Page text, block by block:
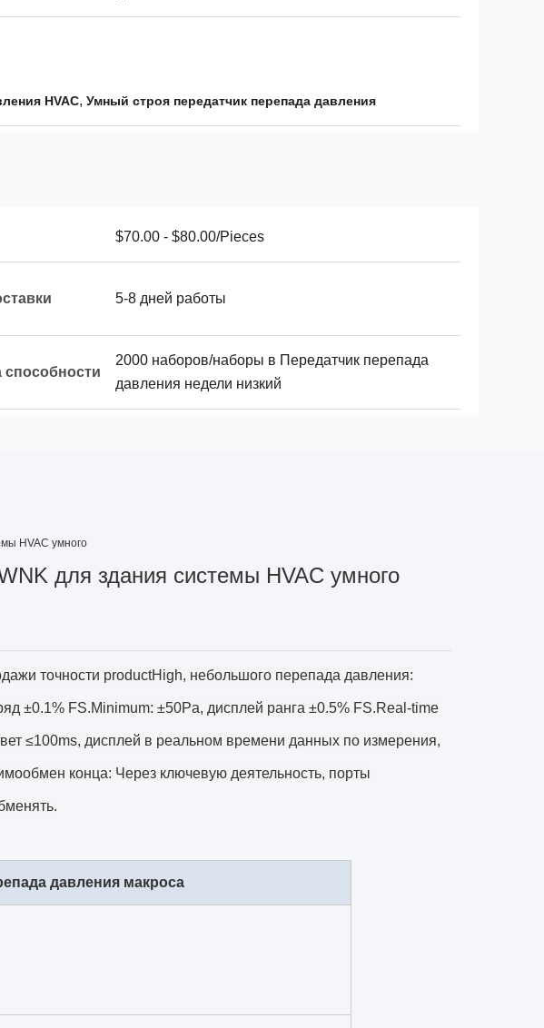
HVAC, Умный строя передатчик перепада давления
$70.00 - $80.00/Pieces
5-8 дней работы
способности
2000 наборов/наборы в Передатчик перепада
давления недели низкий
HVAC умного
для здания системы HVAC умного
точности productHigh, небольшого перепада давления:
±0.1% FS.Minimum: ±50Pa, дисплей ранга ±0.5% FS.Real-time
≤100ms, дисплей в реальном времени данных по измерения,
конца: Через ключевую деятельность, порты
давления макроса